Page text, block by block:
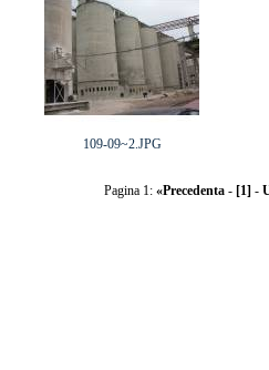
109-09~2.JPG
Pagina 1: «Precedenta- [1] -